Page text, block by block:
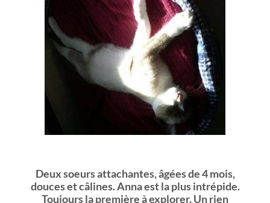
Deux soeurs attachantes, âgées de 4 mois,
douces et câlines. Anna est la plus intrépide.
Toujours la première à explorer. Un rien